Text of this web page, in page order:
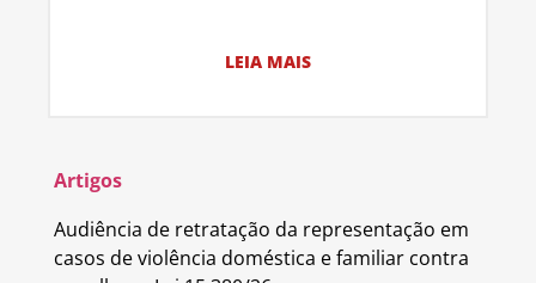
LEIA MAIS
Artigos
Audiência de retratação da representação em
casos de violência doméstica e familiar contra